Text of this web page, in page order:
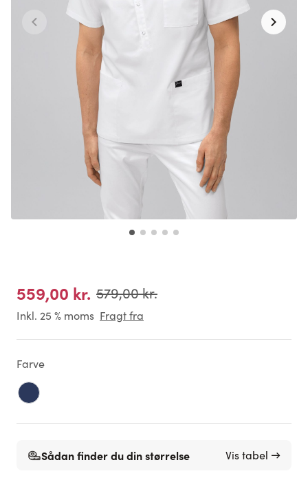
559,00 kr. 579,00 kr.
Inkl. 25 % moms Fragt fra
Farve
Sådan finder du din størrelse Vis tabel →